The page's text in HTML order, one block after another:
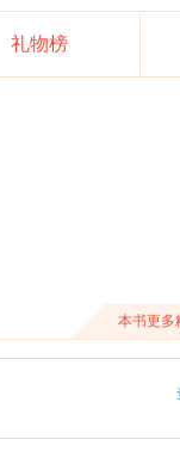
礼物榜
本书更多